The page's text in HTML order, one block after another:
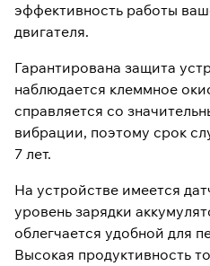
эффективность работы
двигателя.
Гарантирована защита
наблюдается клеммное
справляется со
вибрации, поэтому срок
7 лет.
На устройстве имеется
уровень зарядки
облегчается удобной для
Высокая продуктивность